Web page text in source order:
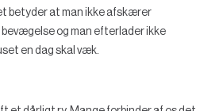
betyder at man ikke afskærer
og man efterlader ikke
en dag skal væk.